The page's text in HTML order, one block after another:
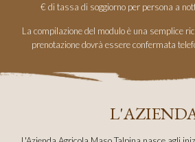
€ di tassa di soggiorno per persona a
La compilazione del modulo è una semplice
prenotazione dovrà essere confermata